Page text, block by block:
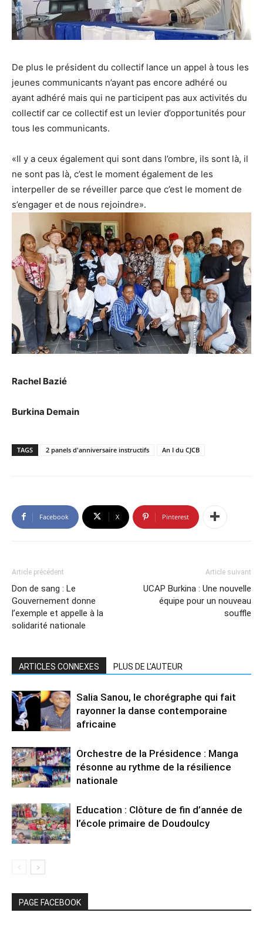
De plus le président du collectif lance un appel à tous les
jeunes communicants n’ayant pas encore adhéré ou
ayant adhéré mais qui ne participent pas aux activités du
collectif car ce collectif est un levier d’opportunités pour
tous les communicants.
«Il y a ceux également qui sont dans l’ombre, ils sont là, il
ne sont pas là, c’est le moment également de les
interpeller de se réveiller parce que c’est le moment de
s’engager et de nous rejoindre».
Rachel Bazié
Burkina Demain
TAGS 2 panels d'anniversaire instructifs An I du CJCB
Facebook X Pinterest
Article précédent
Don de sang : Le
Gouvernement donne
l’exemple et appelle à la
solidarité nationale
Article suivant
UCAP Burkina : Une nouvelle
équipe pour un nouveau
souffle
ARTICLES CONNEXES PLUS DE L'AUTEUR
Salia Sanou, le chorégraphe qui fait
rayonner la danse contemporaine
africaine
Orchestre de la Présidence : Manga
résonne au rythme de la résilience
nationale
Education : Clôture de fin d’année de
l’école primaire de Doudoulcy
PAGE FACEBOOK